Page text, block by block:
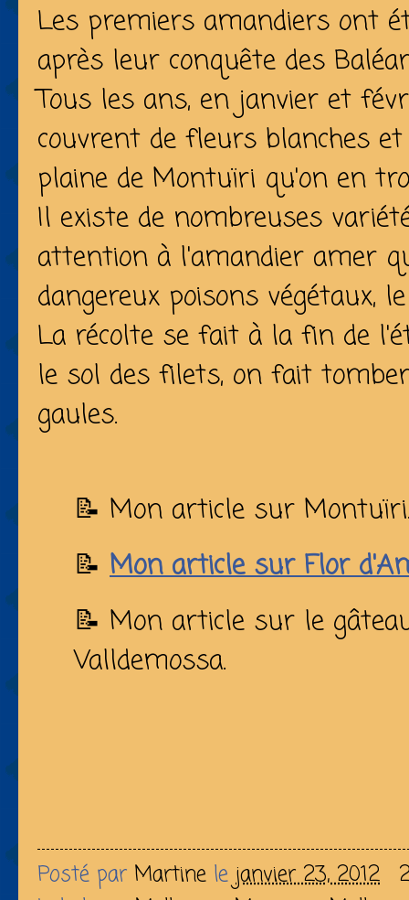
Les premiers amandiers ont
après leur conquête des
Tous les ans, en janvier et
couvrent de fleurs blanches
plaine de Montuïri qu'on en
Il existe de nombreuses
attention à l'amandier amer
dangereux poisons végétaux,
La récolte se fait à la fin de
le sol des filets, on fait
gaules.
📝 Mon article sur
📝 Mon article sur Flor
📝 Mon article sur le
Valldemossa.
Posté par Martine le janvier 23, 2012